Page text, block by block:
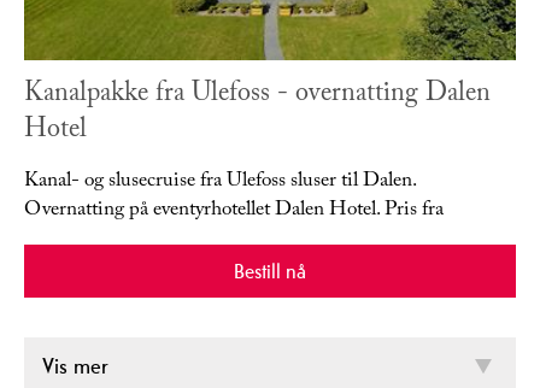
Kanalpakke fra Ulefoss - overnatting Dalen
Hotel
Kanal- og slusecruise fra Ulefoss sluser til Dalen.
Overnatting på eventyrhotellet Dalen Hotel. Pris fra
Bestill nå
Vis mer